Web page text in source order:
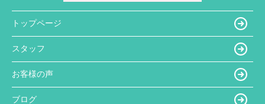
トップページ
スタッフ
お客様の声
ブログ